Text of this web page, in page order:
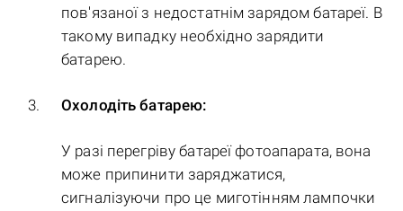
пов'язаної з недостатнім зарядом батареї. В
такому випадку необхідно зарядити
батарею.
Охолодіть батарею:
У разі перегріву батареї фотоапарата, вона
може припинити заряджатися,
сигналізуючи про це миготінням лампочки